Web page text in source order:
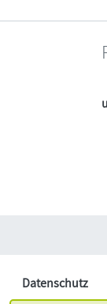
Datenschutz